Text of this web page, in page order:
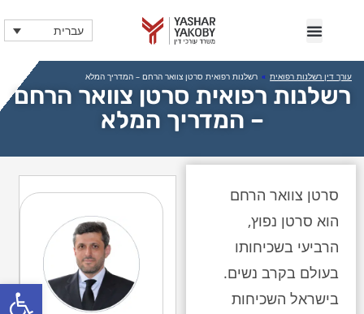
עברית
עורך דין רשלנות רפואית » רשלנות רפואית סרטן צוואר הרחם – המדריך המלא
רשלנות רפואית סרטן צוואר הרחם
– המדריך המלא
סרטן צוואר הרחם
הוא סרטן נפוץ,
הרביעי בשכיחותו
בעולם בקרב נשים.
בישראל השכיחות